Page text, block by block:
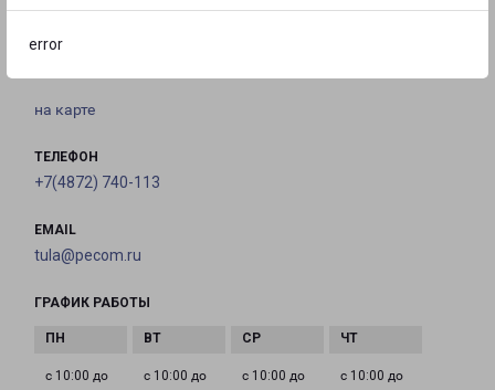
error
на карте
ТЕЛЕФОН
+7(4872) 740-113
EMAIL
tula@pecom.ru
ГРАФИК РАБОТЫ
с 10:00 до
с 10:00 до
с 10:00 до
с 10:00 до